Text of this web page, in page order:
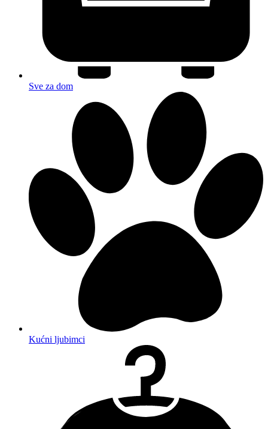
Sve za dom
Kućni ljubimci